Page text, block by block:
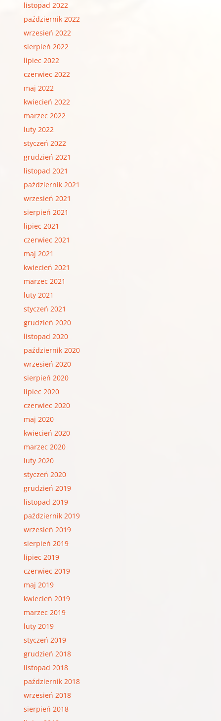
listopad 2022
październik 2022
wrzesień 2022
sierpień 2022
lipiec 2022
czerwiec 2022
maj 2022
kwiecień 2022
marzec 2022
luty 2022
styczeń 2022
grudzień 2021
listopad 2021
październik 2021
wrzesień 2021
sierpień 2021
lipiec 2021
czerwiec 2021
maj 2021
kwiecień 2021
marzec 2021
luty 2021
styczeń 2021
grudzień 2020
listopad 2020
październik 2020
wrzesień 2020
sierpień 2020
lipiec 2020
czerwiec 2020
maj 2020
kwiecień 2020
marzec 2020
luty 2020
styczeń 2020
grudzień 2019
listopad 2019
październik 2019
wrzesień 2019
sierpień 2019
lipiec 2019
czerwiec 2019
maj 2019
kwiecień 2019
marzec 2019
luty 2019
styczeń 2019
grudzień 2018
listopad 2018
październik 2018
wrzesień 2018
sierpień 2018